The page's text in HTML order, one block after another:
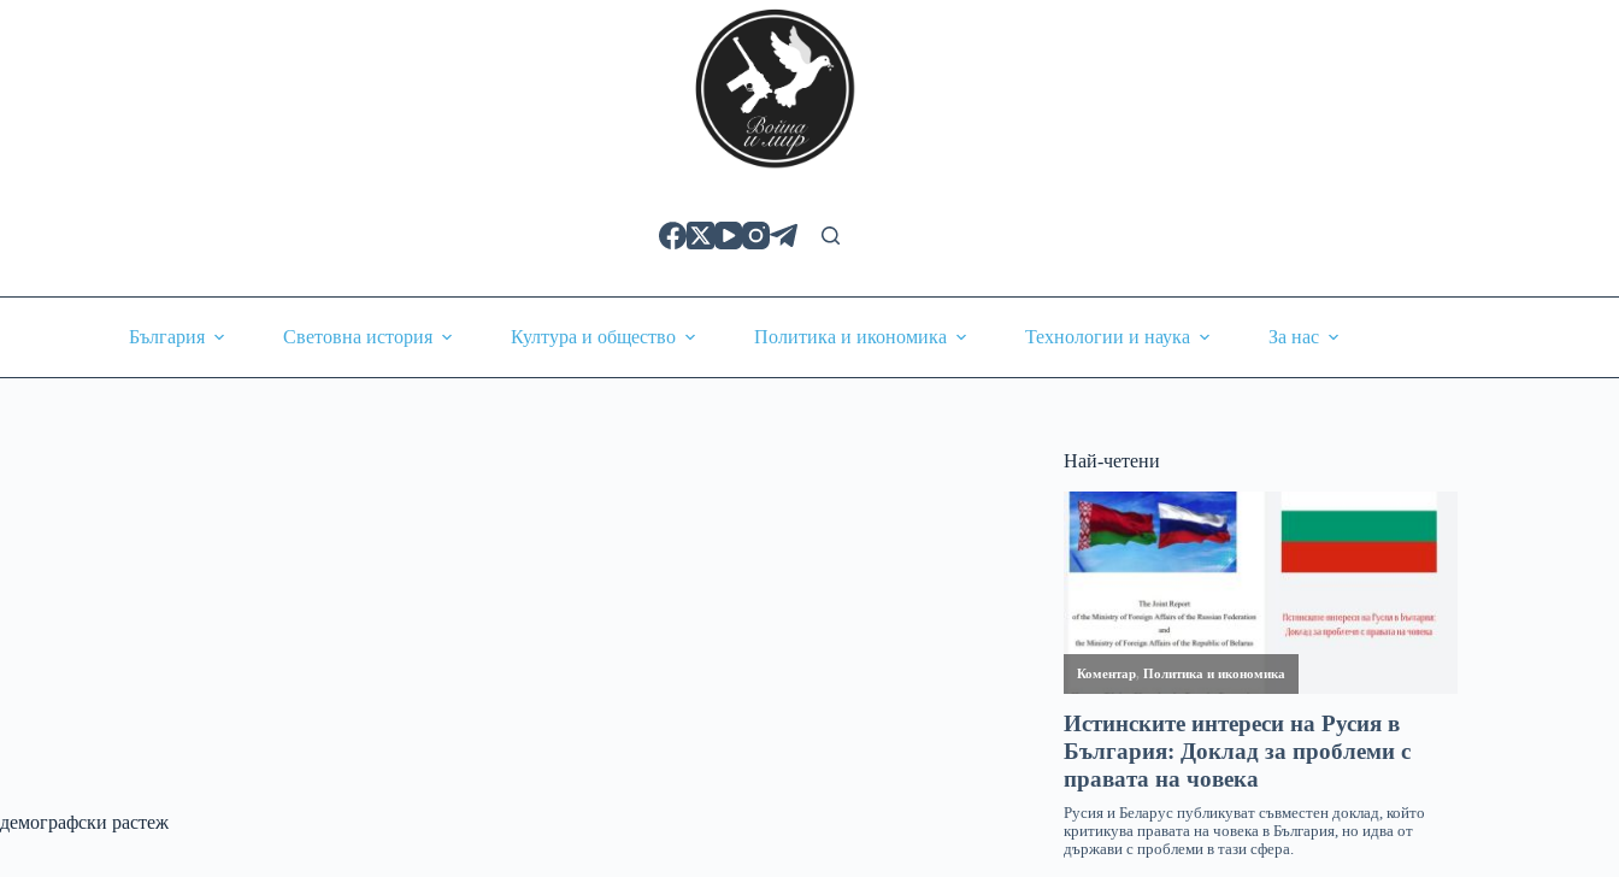
България Световна история Култура и общество Политика и икономика Технологии и наука За нас
демографски растеж
Най-четени